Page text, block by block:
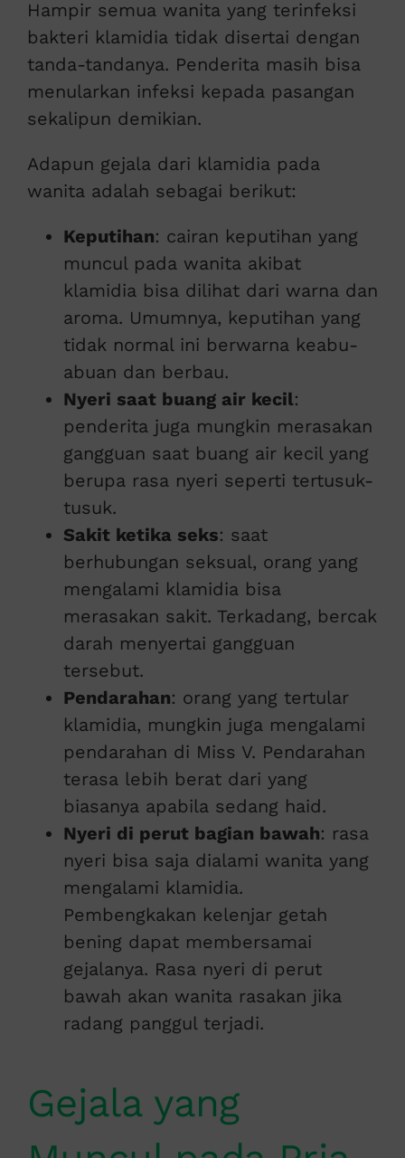
Hampir semua wanita yang terinfeksi
bakteri klamidia tidak disertai dengan
tanda-tandanya. Penderita masih bisa
menularkan infeksi kepada pasangan
sekalipun demikian.
Adapun gejala dari klamidia pada
wanita adalah sebagai berikut:
Keputihan: cairan keputihan yang
muncul pada wanita akibat
klamidia bisa dilihat dari warna dan
aroma. Umumnya, keputihan yang
tidak normal ini berwarna keabu-
abuan dan berbau.
Nyeri saat buang air kecil:
penderita juga mungkin merasakan
gangguan saat buang air kecil yang
berupa rasa nyeri seperti tertusuk-
tusuk.
Sakit ketika seks: saat
berhubungan seksual, orang yang
mengalami klamidia bisa
merasakan sakit. Terkadang, bercak
darah menyertai gangguan
tersebut.
Pendarahan: orang yang tertular
klamidia, mungkin juga mengalami
pendarahan di Miss V. Pendarahan
terasa lebih berat dari yang
biasanya apabila sedang haid.
Nyeri di perut bagian bawah: rasa
nyeri bisa saja dialami wanita yang
mengalami klamidia.
Pembengkakan kelenjar getah
bening dapat membersamai
gejalanya. Rasa nyeri di perut
bawah akan wanita rasakan jika
radang panggul terjadi.
Gejala yang